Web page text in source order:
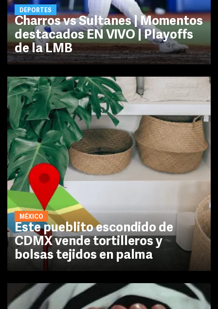
DEPORTES
Charros vs Sultanes | Momentos
destacados EN VIVO | Playoffs
de la LMB
MÉXICO
Este pueblito escondido de
CDMX vende tortilleros y
bolsas tejidos en palma